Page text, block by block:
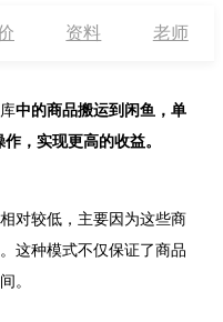
资料 老师
中的商品搬运到闲鱼，单
，实现更高的收益。
对较低，主要因为这些商
这种模式不仅保证了商品
。